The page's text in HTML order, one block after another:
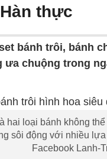
thực
bánh trôi, bánh
ưa chuộng trong
hai loại bánh không
sôi động với nhiều
Facebook Lanh-